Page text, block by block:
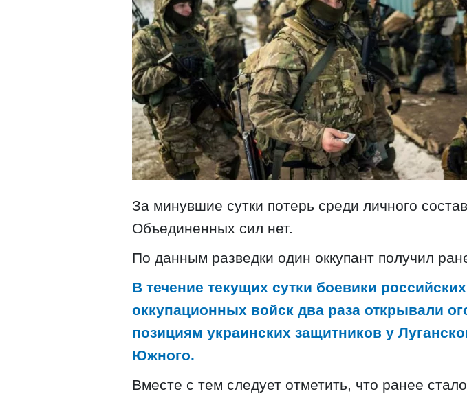
За минувшие сутки потерь среди личного
Объединенных сил нет.
По данным разведки один оккупант получил
В течение текущих сутки боевики российских
оккупационных войск два раза открывали
позициям украинских защитников у
Южного.
Вместе с тем следует отметить, что ранее